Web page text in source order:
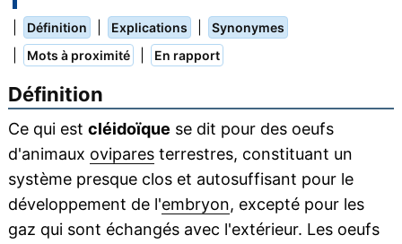
Définition Explications Synonymes
Mots à proximité En rapport
Définition
Ce qui est cléidoïque se dit pour des oeufs
d'animaux oviparesterrestres, constituant un
système presque clos et autosuffisant pour le
développement de l'embryon, excepté pour les
gaz qui sont échangés avec l'extérieur. Les oeufs